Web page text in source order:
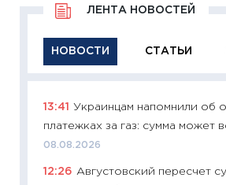
НОВОСТИ СТАТЬИ
ЛЕНТА НОВОСТЕЙ
13:41
Украинцам напомнили об
платежках за газ: сумма может
08.08.2026
12:26 Августовский пересчет